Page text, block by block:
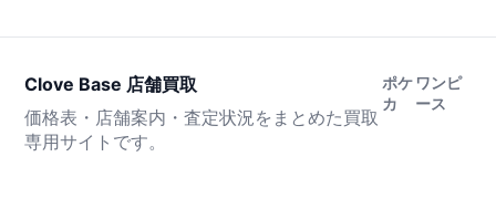
Clove Base 店舗買取
価格表・店舗案内・査定状況をまとめた買取
専用サイトです。
ポケ
カ
ワンピ
ース